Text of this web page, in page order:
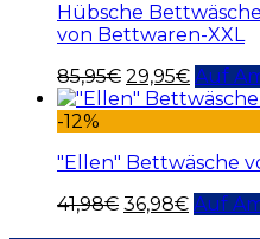
Hübsche
von Bettwaren-XXL
85,95€ 29,95€ Auf
-12%
"Ellen" Bettwäsche
41,98€ 36,98€ Auf